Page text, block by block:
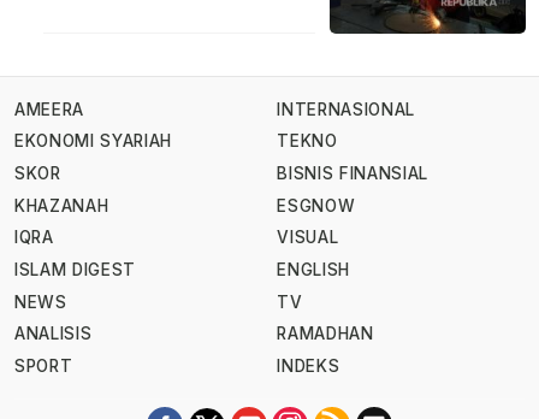
AMEERA
EKONOMI SYARIAH
SKOR
KHAZANAH
IQRA
ISLAM DIGEST
NEWS
ANALISIS
SPORT
INTERNASIONAL
TEKNO
BISNIS FINANSIAL
ESGNOW
VISUAL
ENGLISH
TV
RAMADHAN
INDEKS